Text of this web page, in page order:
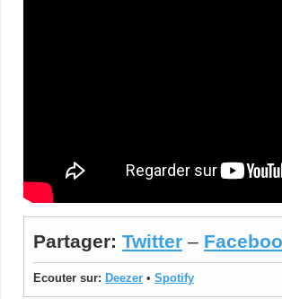
Partager: Twitter –
Ecouter sur: Deezer • Spotify